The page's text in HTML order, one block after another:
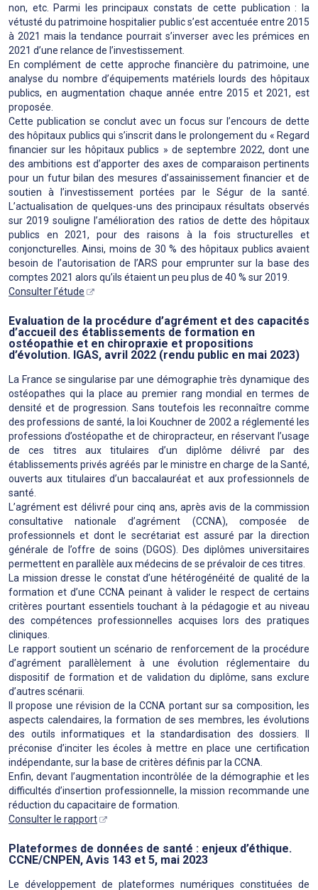
non, etc. Parmi les principaux constats de cette publication : la
vétusté du patrimoine hospitalier public s’est accentuée entre 2015
à 2021 mais la tendance pourrait s’inverser avec les prémices en
2021 d’une relance de l’investissement.
En complément de cette approche financière du patrimoine, une
analyse du nombre d’équipements matériels lourds des hôpitaux
publics, en augmentation chaque année entre 2015 et 2021, est
proposée.
Cette publication se conclut avec un focus sur l’encours de dette
des hôpitaux publics qui s’inscrit dans le prolongement du « Regard
financier sur les hôpitaux publics » de septembre 2022, dont une
des ambitions est d’apporter des axes de comparaison pertinents
pour un futur bilan des mesures d’assainissement financier et de
soutien à l’investissement portées par le Ségur de la santé.
L’actualisation de quelques-uns des principaux résultats observés
sur 2019 souligne l’amélioration des ratios de dette des hôpitaux
publics en 2021, pour des raisons à la fois structurelles et
conjoncturelles. Ainsi, moins de 30 % des hôpitaux publics avaient
besoin de l’autorisation de l’ARS pour emprunter sur la base des
comptes 2021 alors qu’ils étaient un peu plus de 40 % sur 2019.
Consulter l’étude
Evaluation de la procédure d’agrément et des capacités
d’accueil des établissements de formation en
ostéopathie et en chiropraxie et propositions
d’évolution. IGAS, avril 2022 (rendu public en mai 2023)
La France se singularise par une démographie très dynamique des
ostéopathes qui la place au premier rang mondial en termes de
densité et de progression. Sans toutefois les reconnaître comme
des professions de santé, la loi Kouchner de 2002 a réglementé les
professions d’ostéopathe et de chiropracteur, en réservant l’usage
de ces titres aux titulaires d’un diplôme délivré par des
établissements privés agréés par le ministre en charge de la Santé,
ouverts aux titulaires d’un baccalauréat et aux professionnels de
santé.
L’agrément est délivré pour cinq ans, après avis de la commission
consultative nationale d’agrément (CCNA), composée de
professionnels et dont le secrétariat est assuré par la direction
générale de l’offre de soins (DGOS). Des diplômes universitaires
permettent en parallèle aux médecins de se prévaloir de ces titres.
La mission dresse le constat d’une hétérogénéité de qualité de la
formation et d’une CCNA peinant à valider le respect de certains
critères pourtant essentiels touchant à la pédagogie et au niveau
des compétences professionnelles acquises lors des pratiques
cliniques.
Le rapport soutient un scénario de renforcement de la procédure
d’agrément parallèlement à une évolution réglementaire du
dispositif de formation et de validation du diplôme, sans exclure
d’autres scénarii.
Il propose une révision de la CCNA portant sur sa composition, les
aspects calendaires, la formation de ses membres, les évolutions
des outils informatiques et la standardisation des dossiers. Il
préconise d’inciter les écoles à mettre en place une certification
indépendante, sur la base de critères définis par la CCNA.
Enfin, devant l’augmentation incontrôlée de la démographie et les
difficultés d’insertion professionnelle, la mission recommande une
réduction du capacitaire de formation.
Consulter le rapport
Plateformes de données de santé : enjeux d’éthique.
CCNE/CNPEN, Avis 143 et 5, mai 2023
Le développement de plateformes numériques constituées de